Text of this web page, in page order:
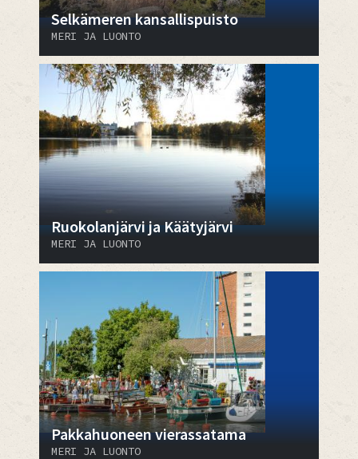
Selkämeren kansallispuisto
MERI JA LUONTO
Ruokolanjärvi ja Käätyjärvi
MERI JA LUONTO
Pakkahuoneen vierassatama
MERI JA LUONTO